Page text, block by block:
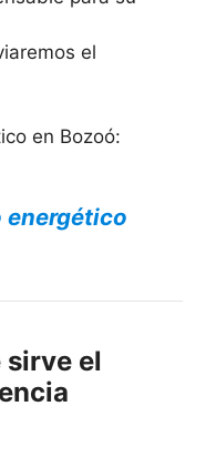
el
en Bozoó:
sirve el